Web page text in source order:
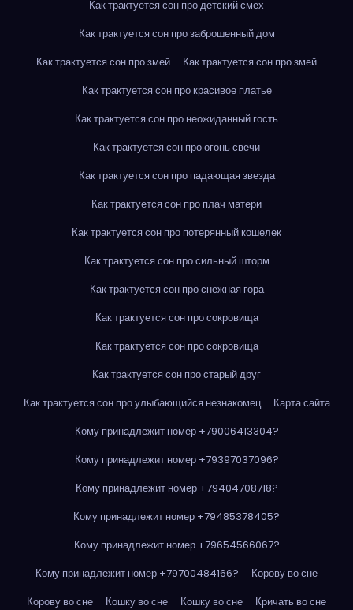
Как трактуется сон про детский смех
Как трактуется сон про заброшенный дом
Как трактуется сон про змей
Как трактуется сон про змей
Как трактуется сон про красивое платье
Как трактуется сон про неожиданный гость
Как трактуется сон про огонь свечи
Как трактуется сон про падающая звезда
Как трактуется сон про плач матери
Как трактуется сон про потерянный кошелек
Как трактуется сон про сильный шторм
Как трактуется сон про снежная гора
Как трактуется сон про сокровища
Как трактуется сон про сокровища
Как трактуется сон про старый друг
Как трактуется сон про улыбающийся незнакомец
Карта сайта
Кому принадлежит номер +79006413304?
Кому принадлежит номер +79397037096?
Кому принадлежит номер +79404708718?
Кому принадлежит номер +79485378405?
Кому принадлежит номер +79654566067?
Кому принадлежит номер +79700484166?
Корову во сне
Корову во сне
Кошку во сне Кошку во сне
Кричать во сне